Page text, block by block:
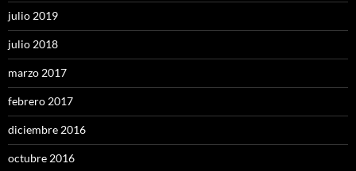
julio 2019
julio 2018
marzo 2017
febrero 2017
diciembre 2016
octubre 2016